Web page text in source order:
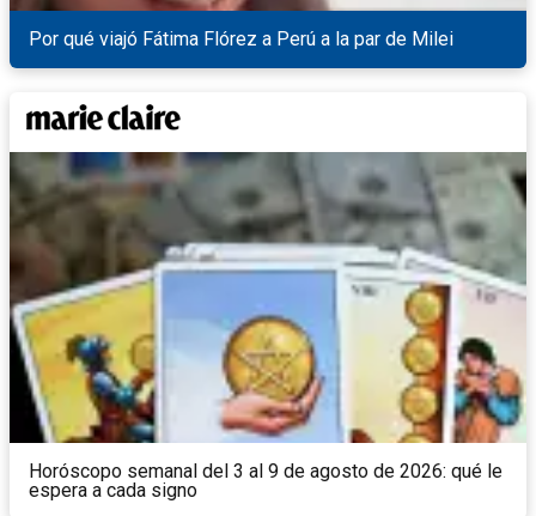
Por qué viajó Fátima Flórez a Perú a la par de Milei
Horóscopo semanal del 3 al 9 de agosto de 2026: qué le
espera a cada signo